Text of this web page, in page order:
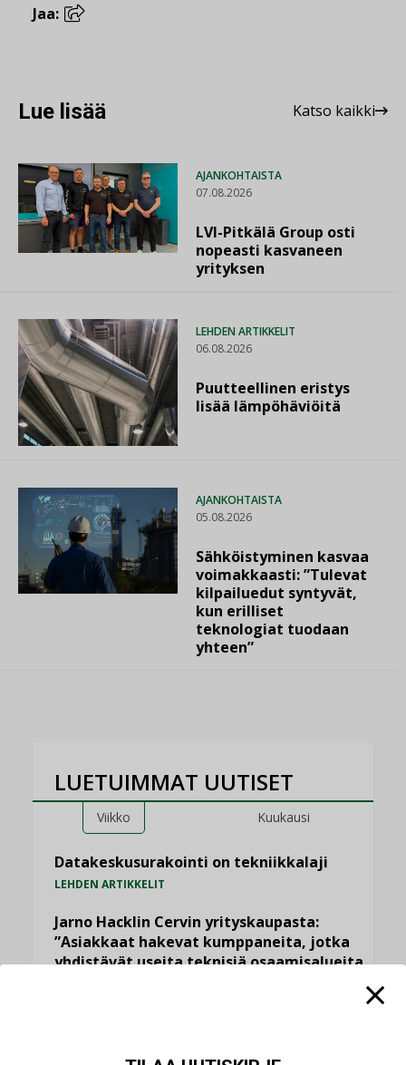
Jaa:
Lue lisää Katso kaikki
AJANKOHTAISTA
07.08.2026
LVI-Pitkälä Group osti
nopeasti kasvaneen
yrityksen
LEHDEN ARTIKKELIT
06.08.2026
Puutteellinen eristys
lisää lämpöhäviöitä
AJANKOHTAISTA
05.08.2026
Sähköistyminen kasvaa
voimakkaasti: ”Tulevat
kilpailuedut syntyvät,
kun erilliset
teknologiat tuodaan
yhteen”
LUETUIMMAT UUTISET
Viikko Kuukausi
Datakeskusurakointi on tekniikkalaji
LEHDEN ARTIKKELIT
Jarno Hacklin Cervin yrityskaupasta:
”Asiakkaat hakevat kumppaneita, jotka
yhdistävät useita teknisiä osaamisalueita